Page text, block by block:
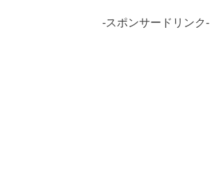
-スポンサードリンク-